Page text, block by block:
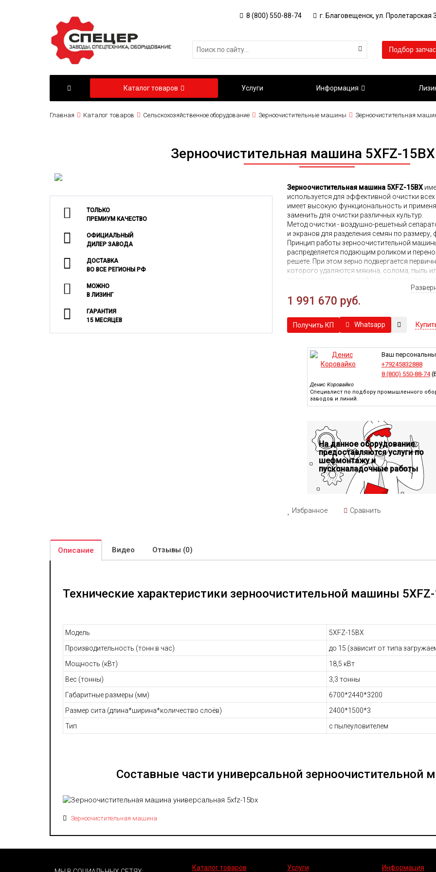
8 (800) 550-88-74 г. Благовещенск, ул. Пролетарская
Подбор
Каталог товаров Услуги Информация
Главная Каталог товаров Сельскохозяйственное оборудование Зерноочистительные машины Зерноочистительная
Зерноочистительная машина 5XFZ-
ТОЛЬКО
ПРЕМИУМ КАЧЕСТВО
ОФИЦИАЛЬНЫЙ
ДИЛЕР ЗАВОДА
ДОСТАВКА
ВО ВСЕ РЕГИОНЫ РФ
МОЖНО
В ЛИЗИНГ
ГАРАНТИЯ
15 МЕСЯЦЕВ
Зерноочистительная машина 5XFZ-15BX
используется для эффективной очистки
имеет высокую функциональность и
заменить для очистки различных культур.
Метод очистки - воздушно-решетный
и экранов для разделения семян по размеру,
Принцип работы зерноочистительной
распределяется подающим роликом и
решете. При этом зерно подвергается
которого удаляются мякина, солома, пыль
пропускается через слой сита для
отсортированный материал подвергается
где оставшиеся легкие частицы удаляются
Отсортированный материал и примеси
Производительность 5XFZ-15BX является
экологичной, имеет пылеуловитель,
закрытом ангаре.
пайза, дагусса, чечевица, фасоль, горох,
все виды бобовых и другие
всех видов зерновых культур, но в
Для того, чтобы правильно подобрать и
свяжитесь с нашими менеджерами.
1 991 670 руб.
Получить КП Whatsapp
Ваш
+79245832888
8 (800) 550-88-74
Денис Коровайко
Специалист по подбору промышленного
заводов и линий.
На данное оборудование
предоставляются услуги по
шефмонтажу и
пусконаладочные работы
Избранное Сравнить
Описание Видео Отзывы (0)
Технические характеристики зерноочистительной машины 5XFZ-
Модель
5XFZ-15BX
Производительность (тонн в час)
до 15 (зависит от типа
Мощность (кВт)
18,5 кВт
Вес (тонны)
3,3 тонны
Габаритные размеры (мм)
6700*2440*3200
Размер сита (длина*ширина*количество слоёв)
2400*1500*3
Тип
с пылеуловителем
Составные части универсальной зерноочистительной
Зерноочистительная машина
Каталог товаров Услуги Информация